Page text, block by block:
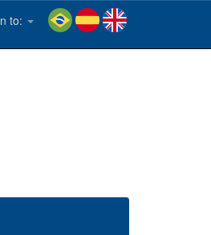
to: